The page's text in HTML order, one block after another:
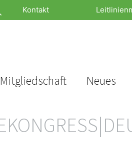
Kontakt
Mitgliedschaft Neues